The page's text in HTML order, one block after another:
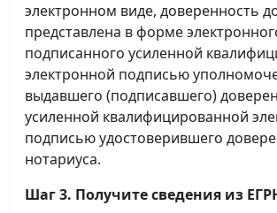
электронном виде, доверенность
представлена в форме
подписанного усиленной
электронной подписью
выдавшего (подписавшего)
усиленной квалифицированной
подписью удостоверившего
нотариуса.
Шаг 3. Получите сведения из